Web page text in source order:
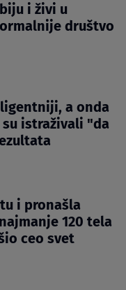
i živi u
društvo
a onda
istraživali "da
i pronašla
120 tela
ceo svet